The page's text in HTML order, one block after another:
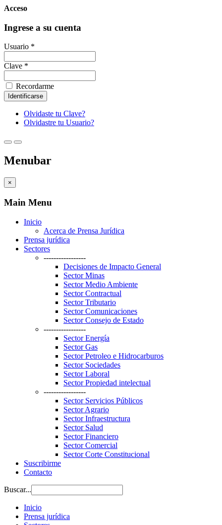
Acceso
Ingrese a su cuenta
Usuario *
Clave *
Recordarme
Olvidaste tu Clave?
Olvidastre tu Usuario?
Menubar
×
Main Menu
Inicio
Acerca de Prensa Jurídica
Prensa jurídica
Sectores
-----------------
Decisiones de Impacto General
Sector Minas
Sector Medio Ambiente
Sector Contractual
Sector Tributario
Sector Comunicaciones
Sector Consejo de Estado
-----------------
Sector Energía
Sector Gas
Sector Petroleo e Hidrocarburos
Sector Sociedades
Sector Laboral
Sector Propiedad intelectual
-----------------
Sector Servicios Públicos
Sector Agrario
Sector Infraestructura
Sector Salud
Sector Financiero
Sector Comercial
Sector Corte Constitucional
Suscribirme
Contacto
Buscar...
Inicio
Prensa jurídica